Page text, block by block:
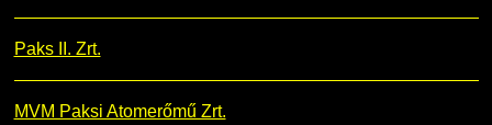
Paks II. Zrt.
MVM Paksi Atomerőmű Zrt.